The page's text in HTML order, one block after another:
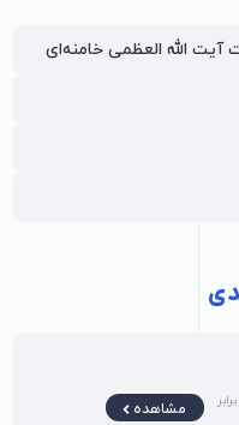
الله العظمی خامنه‌ای
مشاهده